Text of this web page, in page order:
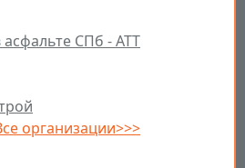
СПб - ATT
организации>>>